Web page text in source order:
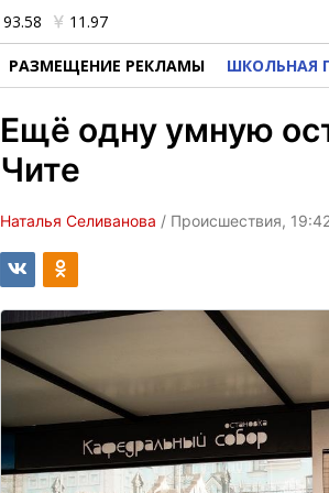
93.58 11.97
РАЗМЕЩЕНИЕ РЕКЛАМЫ ШКОЛЬНАЯ
Ещё одну умную
Чите
Наталья Селиванова / Происшествия,